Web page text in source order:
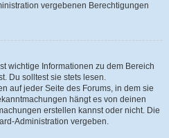
vergebenen Berechtigungen
wichtige Informationen zu dem Bereich
Du solltest sie stets lesen.
auf jeder Seite des Forums, in dem sie
hängt es von deinen
erstellen kannst oder nicht. Die
Administration vergeben.